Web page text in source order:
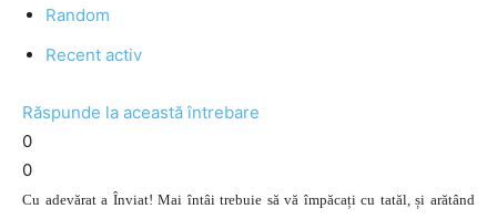
Random
Recent activ
Răspunde la această întrebare
0
0
Cu adevărat a Înviat! Mai întâi trebuie să vă împăcați cu tatăl, și arătând